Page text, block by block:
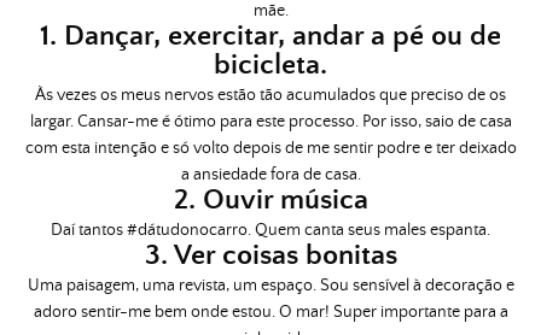
mãe.
1. Dançar, exercitar, andar a pé ou de
bicicleta.
Às vezes os meus nervos estão tão acumulados que preciso de os
largar. Cansar-me é ótimo para este processo. Por isso, saio de casa
com esta intenção e só volto depois de me sentir podre e ter deixado
a ansiedade fora de casa.
2. Ouvir música
Daí tantos #dátudonocarro. Quem canta seus males espanta.
3. Ver coisas bonitas
Uma paisagem, uma revista, um espaço. Sou sensível à decoração e
adoro sentir-me bem onde estou. O mar! Super importante para a